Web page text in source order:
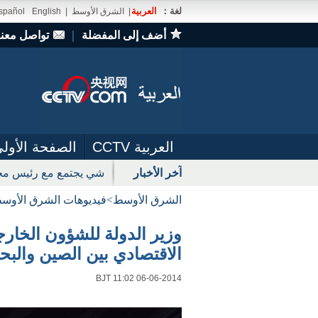
لغة： العربية الشرق الأوسط English
أضف إلى المفضلة تواصل
العربية CCTV الصفحة
آخر الأخبار شي يجتمع مع رئيس
الشرق الأوسط>فيديوهات الشرق
وزير الدولة للشؤون
الاقتصادي بين الصين
BJT 11:02 06-06-2014